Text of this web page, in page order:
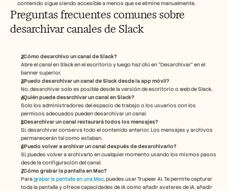
contenido sigue siendo accesible a menos que se elimine manualmente.
Preguntas frecuentes comunes sobre
desarchivar canales de Slack
¿Cómo desarchivo un canal de Slack?
Abre el canal en Slack en el escritorio y luego haz clic en “Desarchivar” en el
banner superior.
¿Puedo desarchivar un canal de Slack desde la app móvil?
No, desarchivar solo es posible desde la versión de escritorio o web de Slack.
¿Quién puede desarchivar un canal en Slack?
Solo los administradores del espacio de trabajo o los usuarios con los
permisos adecuados pueden desarchivar un canal.
¿Desarchivar un canal restaurará todos los mensajes?
Sí, desarchivar conserva todo el contenido anterior. Los mensajes y archivos
permanecerán tal como estaban.
¿Puedo volver a archivar un canal después de desarchivarlo?
Sí, puedes volver a archivarlo en cualquier momento usando los mismos pasos
desde la configuración del canal.
¿Cómo grabar la pantalla en Mac?
Para grabar la pantalla en una Mac, puedes usar Trupeer AI. Te permite capturar
toda la pantalla y ofrece capacidades de IA como añadir avatares de IA, añadir